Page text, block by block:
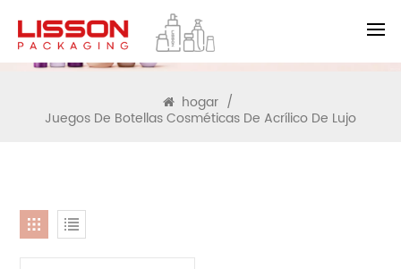
BUSCAR
hogar /
Juegos De Botellas Cosméticas De Acrílico De Lujo